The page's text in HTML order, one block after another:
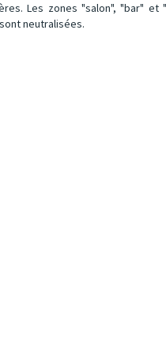
Les zones "salon", "bar" et
neutralisées.